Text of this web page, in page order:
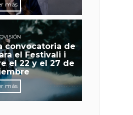
más
convocatoria de
el Festivali i
el 22 y el 27 de
más